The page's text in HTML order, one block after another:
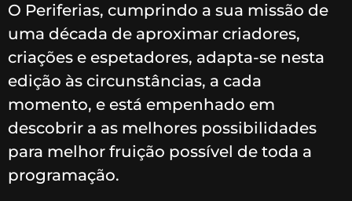
O Periferias, cumprindo a sua missão de
uma década de aproximar criadores,
criações e espetadores, adapta-se nesta
edição às circunstâncias, a cada
momento, e está empenhado em
descobrir a as melhores possibilidades
para melhor fruição possível de toda a
programação.